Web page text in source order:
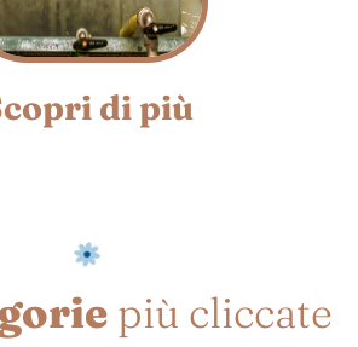
di più
più cliccate